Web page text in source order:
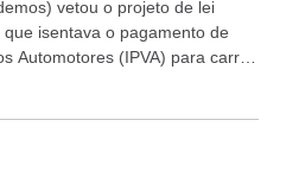
vetou o projeto de lei
isentava o pagamento de
Automotores (IPVA) para carros